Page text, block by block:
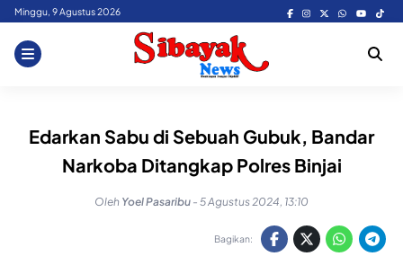
Skip
content
Minggu, 9 Agustus 2026
Edarkan Sabu di Sebuah Gubuk, Bandar
Narkoba Ditangkap Polres Binjai
Oleh Yoel Pasaribu - 5 Agustus 2024, 13:10
Bagikan: